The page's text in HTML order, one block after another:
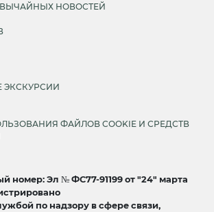
НОВОСТЕЙ
ЭКСКУРСИИ
ФАЙЛОВ COOKIE И СРЕДСТВ
номер: Эл № ФС77-91199 от "24" марта
по надзору в сфере связи,